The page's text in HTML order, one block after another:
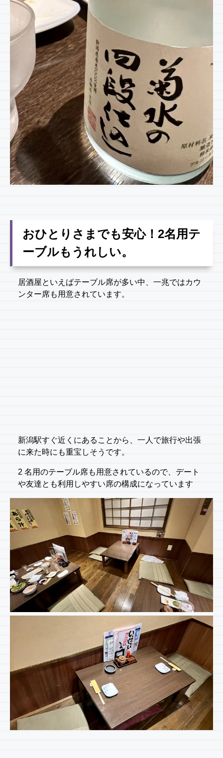
おひとりさまでも安心！2名用テ
ーブルもうれしい。
居酒屋といえばテーブル席が多い中、一兆ではカウ
ンター席も用意されています。
新潟駅すぐ近くにあることから、一人で旅行や出張
に来た時にも重宝しそうです。
2 名用のテーブル席も用意されているので、デート
や友達とも利用しやすい席の構成になっています